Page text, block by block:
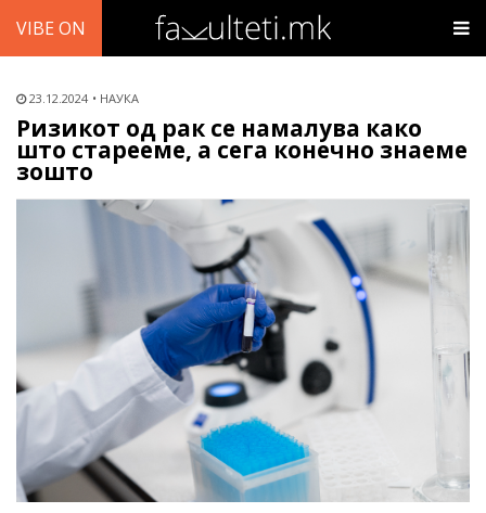
VIBE ON
23.12.2024 НАУКА
Ризикот од рак се намалува како
што старееме, а сега конечно знаеме
зошто